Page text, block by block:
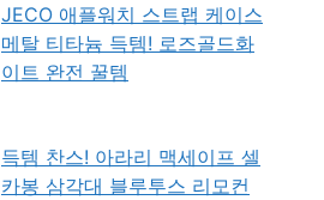
JECO 애플워치 스트랩 케이스
메탈 티타늄 득템! 로즈골드화
이트 완전 꿀템
득템 찬스! 아라리 맥세이프 셀
카봉 삼각대 블루투스 리모컨